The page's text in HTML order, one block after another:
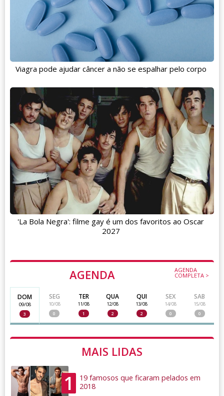
AGENDA AGENDA
COMPLETA >
DOM
09/08
3
SEG
10/08
0
TER
11/08
1
QUA
12/08
2
QUI
13/08
2
SEX
14/08
0
SAB
15/08
0
MAIS LIDAS
1
19 famosos que ficaram pelados em
2018
Viagra pode ajudar câncer a não se espalhar pelo corpo
'La Bola Negra': filme gay é um dos favoritos ao Oscar
2027